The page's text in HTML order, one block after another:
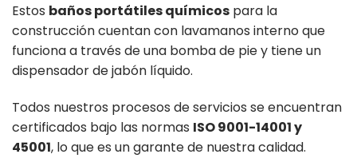
Estos baños portátiles químicos para la
construcción cuentan con lavamanos interno que
funciona a través de una bomba de pie y tiene un
dispensador de jabón líquido.
Todos nuestros procesos de servicios se encuentran
certificados bajo las normas ISO 9001-14001 y
45001, lo que es un garante de nuestra calidad.